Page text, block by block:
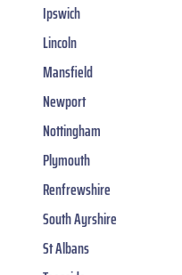
Ipswich
Lincoln
Mansfield
Newport
Nottingham
Plymouth
Renfrewshire
South Ayrshire
St Albans